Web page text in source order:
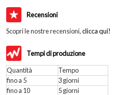
Recensioni
Scopri le nostre recensioni,clicca qui!
Tempi di produzione
Quantità
Tempo
fino a 5
3 giorni
fino a 10
5 giorni